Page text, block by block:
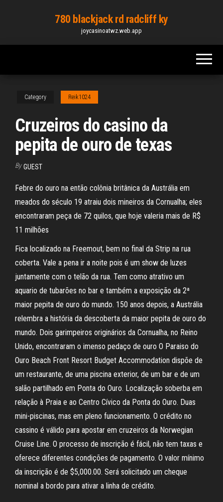
content
780 blackjack rd radcliff ky
joycasinoatwz.web.app
Category Reik1024
Cruzeiros do casino da
pepita de ouro de texas
By GUEST
Febre do ouro na então colônia britânica da Austrália em
meados do século 19 atraiu dois mineiros da Cornualha; eles
encontraram peça de 72 quilos, que hoje valeria mais de R$
11 milhões
Fica localizado na Freemout, bem no final da Strip na rua
coberta. Vale a pena ir a noite pois é um show de luzes
juntamente com o telão da rua. Tem como atrativo um
aquario de tubarões no bar e também a exposição da 2ª
maior pepita de ouro do mundo. 150 anos depois, a Austrália
relembra a história da descoberta da maior pepita de ouro do
mundo. Dois garimpeiros originários da Cornualha, no Reino
Unido, encontraram o imenso pedaço de ouro O Paraiso do
Ouro Beach Front Resort Budget Accommodation dispõe de
um restaurante, de uma piscina exterior, de um bar e de um
salão partilhado em Ponta do Ouro. Localização soberba em
relação à Praia e ao Centro Cívico da Ponta do Ouro. Duas
mini-piscinas, mas em pleno funcionamento. O crédito no
cassino é válido para apostar em cruzeiros da Norwegian
Cruise Line. O processo de inscrição é fácil, não tem taxas e
oferece diferentes condições de pagamento. O valor mínimo
da inscrição é de $5,000.00. Será solicitado um cheque
nominal a bordo para ativar a linha de crédito.